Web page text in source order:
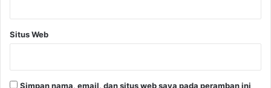
Situs Web
Simpan nama, email, dan situs web saya pada peramban ini